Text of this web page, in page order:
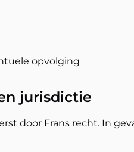
opvolging
jurisdictie
door Frans recht. In